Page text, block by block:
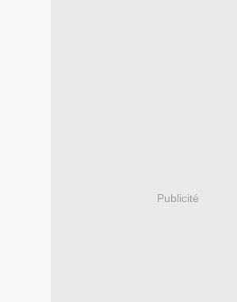
Publicité